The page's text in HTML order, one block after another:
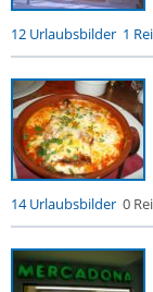
12 Urlaubsbilder 1
14 Urlaubsbilder 0